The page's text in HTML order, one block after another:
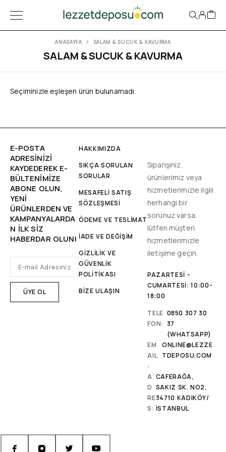
SALAM & SUCUK & KAVURMA
ANASAYFA SALAM & SUCUK & KAVURMA
Seçiminizle eşleşen ürün bulunamadı.
E-POSTA
ADRESINIZI
KAYDEDEREK E-
BÜLTENIMIZE
ABONE OLUN,
YENİ
ÜRÜNLERDEN VE
KAMPANYALARDA
N ILK SIZ
HABERDAR OLUN!
HAKKIMIZDA
SIKÇA SORULAN
SORULAR
MESAFELİ SATIŞ
SÖZLEŞMESİ
ÖDEME VE TESLİMAT
İADE VE DEĞİŞİM
GİZLİLİK VE
GÜVENLİK
POLİTİKASI
BİZE ULAŞIN
Siparişiniz,
ürünlerimiz veya
hizmetlerimizle ilgili
herhangi bir
sorunuz varsa,
lütfen müşteri
hizmetlerimizle
iletişime geçin.
PAZARTESI -
CUMARTESI: 10:00-
18:00
TELE
FON:
0850 307 30
37
(WHATSAPP)
EM
AIL
:
ONLINE@LEZZE
TDEPOSU.COM
A
D
RE
S:
CAFERAĞA,
SAKIZ SK. NO2,
34710 KADIKÖY/
İSTANBUL